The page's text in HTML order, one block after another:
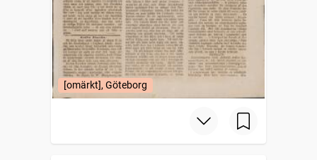
[omärkt], Göteborg